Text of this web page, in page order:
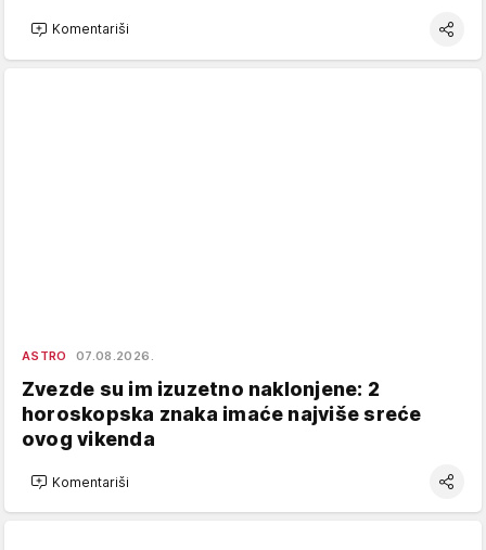
Komentariši
ASTRO 07.08.2026.
Zvezde su im izuzetno naklonjene: 2
horoskopska znaka imaće najviše sreće
ovog vikenda
Komentariši